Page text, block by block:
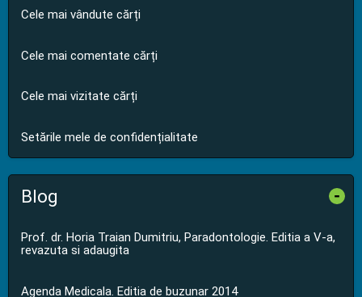
Cele mai vândute cărți
Cele mai comentate cărți
Cele mai vizitate cărți
Setările mele de confidențialitate
Blog -
Prof. dr. Horia Traian Dumitriu, Paradontologie. Editia a V-a,
revazuta si adaugita
Agenda Medicala. Editia de buzunar 2014